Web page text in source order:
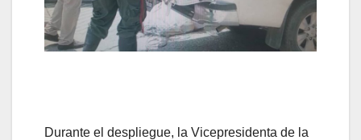
Durante el despliegue, la Vicepresidenta de la